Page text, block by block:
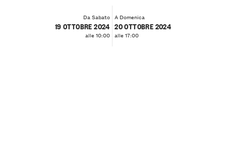
Da Sabato
19 OTTOBRE 2024
alle 10:00
A Domenica
20 OTTOBRE 2024
alle 17:00